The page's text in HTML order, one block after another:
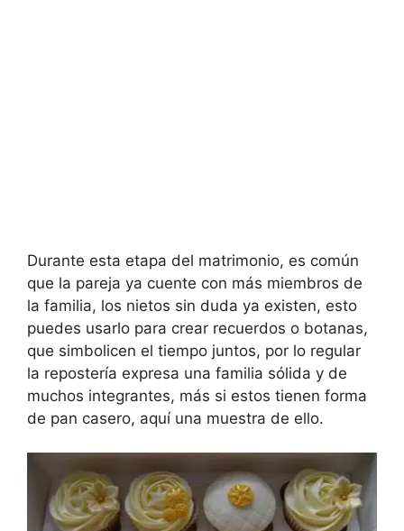
Durante esta etapa del matrimonio, es común
que la pareja ya cuente con más miembros de
la familia, los nietos sin duda ya existen, esto
puedes usarlo para crear recuerdos o botanas,
que simbolicen el tiempo juntos, por lo regular
la repostería expresa una familia sólida y de
muchos integrantes, más si estos tienen forma
de pan casero, aquí una muestra de ello.